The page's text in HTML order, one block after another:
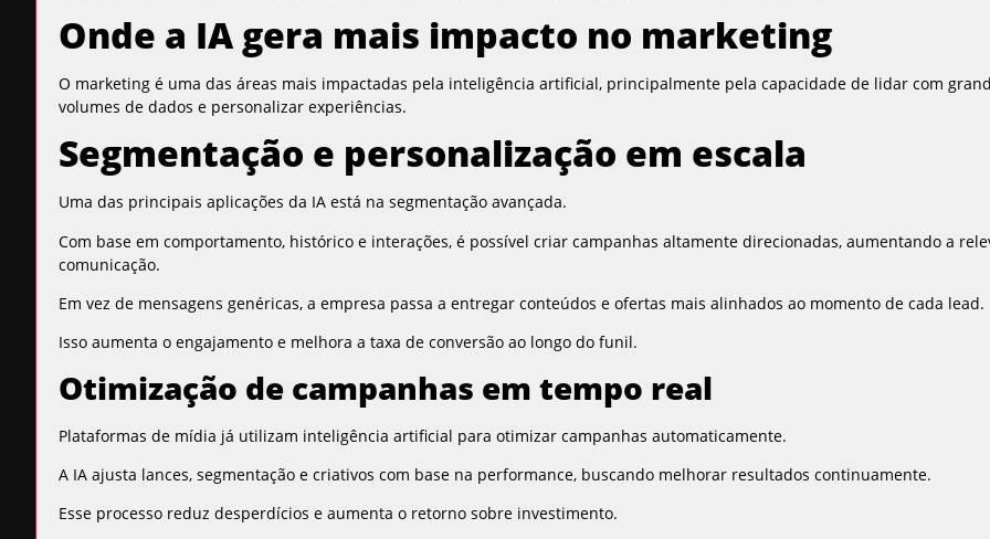
Onde a IA gera mais impacto no marketing
O marketing é uma das áreas mais impactadas pela inteligência artificial, principalmente pela capacidade de lidar com
volumes de dados e personalizar experiências.
Segmentação e personalização em escala
Uma das principais aplicações da IA está na segmentação avançada.
Com base em comportamento, histórico e interações, é possível criar campanhas altamente direcionadas, aumentando a
comunicação.
Em vez de mensagens genéricas, a empresa passa a entregar conteúdos e ofertas mais alinhados ao momento de cada lead.
Isso aumenta o engajamento e melhora a taxa de conversão ao longo do funil.
Otimização de campanhas em tempo real
Plataformas de mídia já utilizam inteligência artificial para otimizar campanhas automaticamente.
A IA ajusta lances, segmentação e criativos com base na performance, buscando melhorar resultados continuamente.
Esse processo reduz desperdícios e aumenta o retorno sobre investimento.